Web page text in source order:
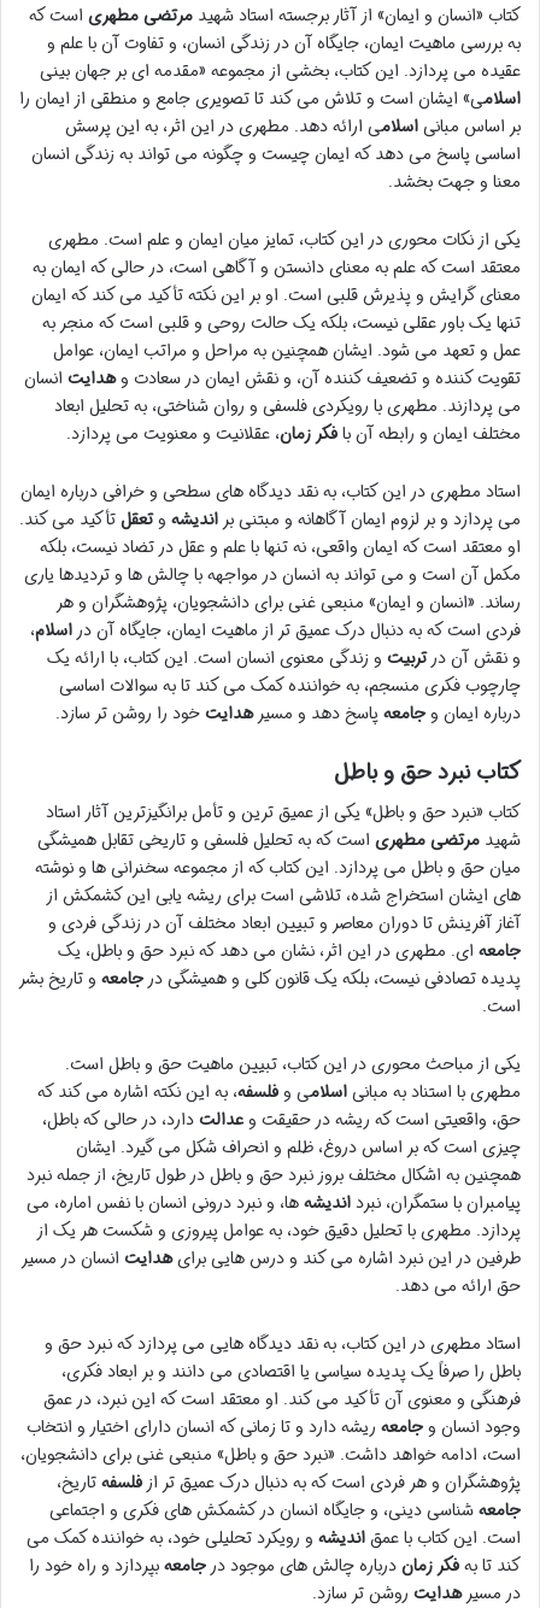
کتاب «انسان و ایمان» از آثار برجسته استاد شهید مرتضی مطهری است که
به بررسی ماهیت ایمان، جایگاه آن در زندگی انسان، و تفاوت آن با علم و
عقیده می پردازد. این کتاب، بخشی از مجموعه «مقدمه ای بر جهان بینی
اسلامی» ایشان است و تلاش می کند تا تصویری جامع و منطقی از ایمان را
بر اساس مبانیاسلامی ارائه دهد. مطهری در این اثر، به این پرسش
اساسی پاسخ می دهد که ایمان چیست و چگونه می تواند به زندگی انسان
معنا و جهت بخشد.
یکی از نکات محوری در این کتاب، تمایز میان ایمان و علم است. مطهری
معتقد است که علم به معنای دانستن و آگاهی است، در حالی که ایمان به
معنای گرایش و پذیرش قلبی است. او بر این نکته تأکید می کند که ایمان
تنها یک باور عقلی نیست، بلکه یک حالت روحی و قلبی است که منجر به
عمل و تعهد می شود. ایشان همچنین به مراحل و مراتب ایمان، عوامل
تقویت کننده و تضعیف کننده آن، و نقش ایمان در سعادت وهدایت انسان
می پردازند. مطهری با رویکردی فلسفی و روان شناختی، به تحلیل ابعاد
مختلف ایمان و رابطه آن بافکر زمان، عقلانیت و معنویت می پردازد.
استاد مطهری در این کتاب، به نقد دیدگاه های سطحی و خرافی درباره ایمان
می پردازد و بر لزوم ایمان آگاهانه و مبتنی بر اندیشه وتعقلتأکید می کند.
او معتقد است که ایمان واقعی، نه تنها با علم و عقل در تضاد نیست، بلکه
مکمل آن است و می تواند به انسان در مواجهه با چالش ها و تردیدها یاری
رساند. «انسان و ایمان» منبعی غنی برای دانشجویان، پژوهشگران و هر
فردی است که به دنبال درک عمیق تر از ماهیت ایمان، جایگاه آن در اسلام،
و نقش آن درتربیت و زندگی معنوی انسان است. این کتاب، با ارائه یک
چارچوب فکری منسجم، به خواننده کمک می کند تا به سوالات اساسی
درباره ایمان وجامعهپاسخ دهد و مسیرهدایتخود را روشن تر سازد.
کتاب نبرد حق و باطل
کتاب «نبرد حق و باطل» یکی از عمیق ترین و تأمل برانگیزترین آثار استاد
شهید مرتضی مطهری است که به تحلیل فلسفی و تاریخی تقابل همیشگی
میان حق و باطل می پردازد. این کتاب که از مجموعه سخنرانی ها و نوشته
های ایشان استخراج شده، تلاشی است برای ریشه یابی این کشمکش از
آغاز آفرینش تا دوران معاصر و تبیین ابعاد مختلف آن در زندگی فردی و
جامعه ای. مطهری در این اثر، نشان می دهد که نبرد حق و باطل، یک
پدیده تصادفی نیست، بلکه یک قانون کلی و همیشگی در جامعه و تاریخ بشر
است.
یکی از مباحث محوری در این کتاب، تبیین ماهیت حق و باطل است.
مطهری با استناد به مبانیاسلامی وفلسفه، به این نکته اشاره می کند که
حق، واقعیتی است که ریشه در حقیقت وعدالتدارد، در حالی که باطل،
چیزی است که بر اساس دروغ، ظلم و انحراف شکل می گیرد. ایشان
همچنین به اشکال مختلف بروز نبرد حق و باطل در طول تاریخ، از جمله نبرد
پیامبران با ستمگران، نبرداندیشهها، و نبرد درونی انسان با نفس اماره، می
پردازد. مطهری با تحلیل دقیق خود، به عوامل پیروزی و شکست هر یک از
طرفین در این نبرد اشاره می کند و درس هایی برایهدایت انسان در مسیر
حق ارائه می دهد.
استاد مطهری در این کتاب، به نقد دیدگاه هایی می پردازد که نبرد حق و
باطل را صرفاً یک پدیده سیاسی یا اقتصادی می دانند و بر ابعاد فکری،
فرهنگی و معنوی آن تأکید می کند. او معتقد است که این نبرد، در عمق
وجود انسان وجامعه ریشه دارد و تا زمانی که انسان دارای اختیار و انتخاب
است، ادامه خواهد داشت. «نبرد حق و باطل» منبعی غنی برای دانشجویان،
پژوهشگران و هر فردی است که به دنبال درک عمیق تر از فلسفهتاریخ،
جامعهشناسی دینی، و جایگاه انسان در کشمکش های فکری و اجتماعی
است. این کتاب با عمقاندیشه و رویکرد تحلیلی خود، به خواننده کمک می
کند تا بهفکر زماندرباره چالش های موجود در جامعهبپردازد و راه خود را
در مسیرهدایت روشن تر سازد.